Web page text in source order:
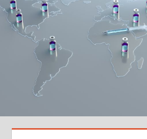
キ
ッ
る、
信
頼
に